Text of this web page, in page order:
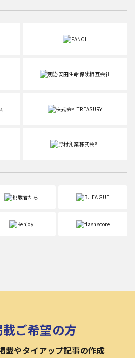
ご希望の方
載やタイアップ記事の作成